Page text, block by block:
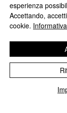
esperienza
Accettando,
cookie.